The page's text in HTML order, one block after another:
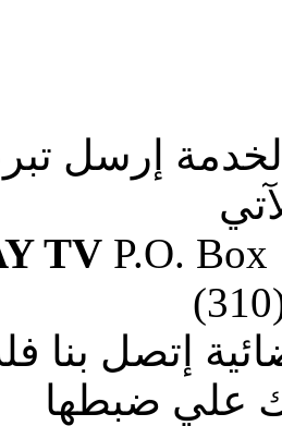
إرسل
TVP.O. Box
إتصل بنا
علي ضبطها